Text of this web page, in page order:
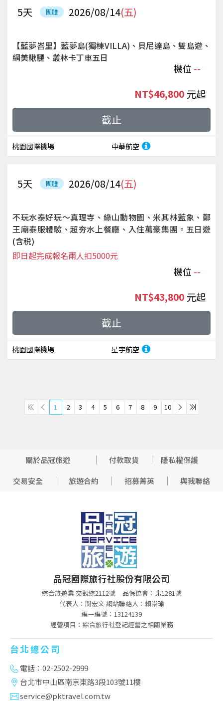
團體 2026/08/14(五)
5天
【藍夢峇里】藍夢島(獨棟VILLA)、貝尼達島、雙島遊、
網美鞦韆、叢林卡丁車五日
機位 --
桃園國際機場 中華航空
NT$46,800 起
截止
團體 2026/08/14(五)
5天
不玩水泰好玩～真理寺、綠山動物園、米其林藍象、鄭
王廟泰服體驗、超夯水上餐廳、入住萬豪集團。五日遊
(含税)
機位 --
即日起完成報名兩人扣5000元
桃園國際機場 星宇航空
NT$43,800 起
截止
1 2 3 4 5 6 7 8 9 10
關於品冠旅遊 付款取貨
隱私權保護
交易安全
旅遊合約 招募菁英 與我聯絡
品冠國際旅行社股份有限公司
綜合旅遊業 交觀綜2112號
品保協會：北1281號
代表人：関宏文 網站聯絡人：賴崇瑜
編一編號：13124139
經營項目：綜合旅行社登記經營之相關業務
台北總公司
電話：02-2502-2999
台北市中山區南京東路3段103號11樓
service@pktravel.com.tw